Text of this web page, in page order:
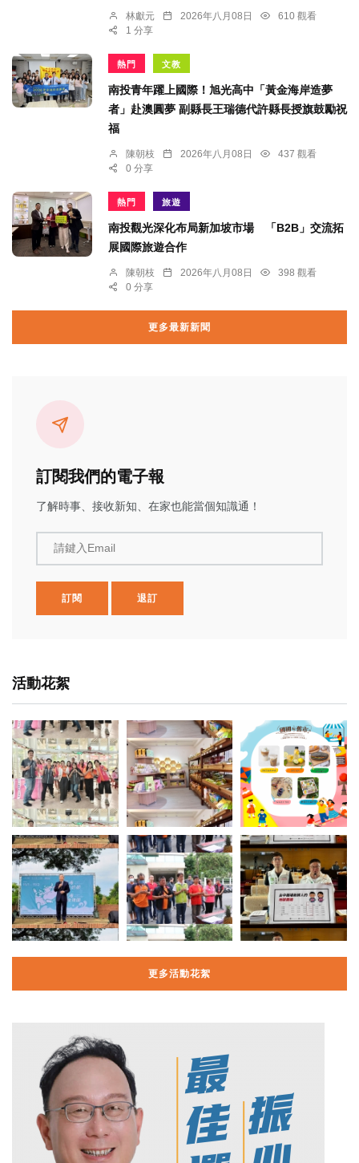
林獻元 2026年八月08日
610 觀看
1 分享
熱門 文教
南投青年躍上國際！旭光高中「黃金海岸造夢
者」赴澳圓夢 副縣長王瑞德代許縣長授旗鼓勵祝
福
陳朝枝 2026年八月08日
437 觀看
0 分享
熱門 旅遊
南投觀光深化布局新加坡市場 「B2B」交流拓
展國際旅遊合作
陳朝枝 2026年八月08日
398 觀看
0 分享
更多最新新聞
訂閱我們的電子報
了解時事、接收新知、在家也能當個知識通！
請鍵入Email
訂閱 退訂
活動花絮
更多活動花絮